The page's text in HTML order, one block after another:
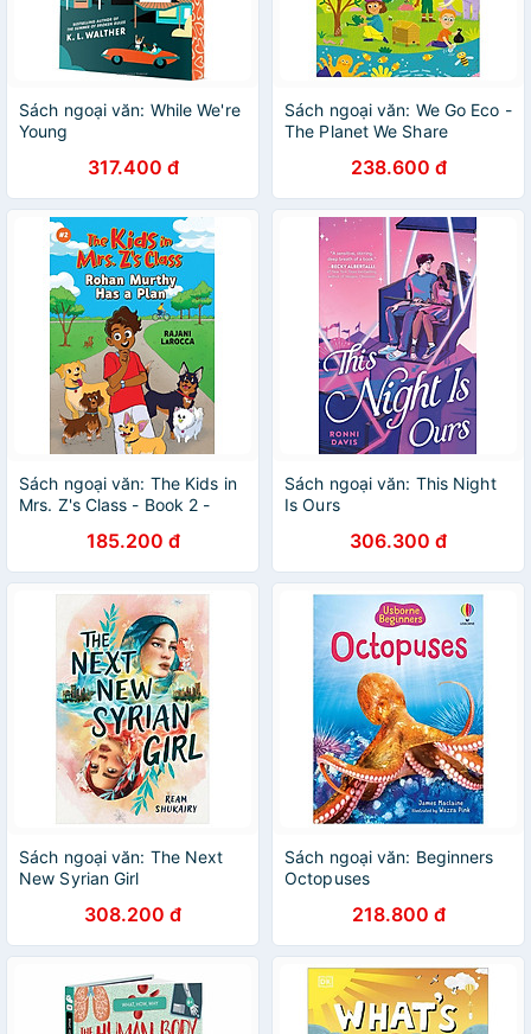
Sách ngoại văn: While We're
Young
317.400 đ
Sách ngoại văn: We Go Eco -
The Planet We Share
238.600 đ
Sách ngoại văn: The Kids in
Mrs. Z's Class - Book 2 -
185.200 đ
Sách ngoại văn: This Night
Is Ours
306.300 đ
Sách ngoại văn: The Next
New Syrian Girl
308.200 đ
Sách ngoại văn: Beginners
Octopuses
218.800 đ